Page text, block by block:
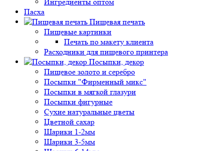
Пасха
Пищевая печать
Пищевые картинки
Печать по макету клиента
Расходники для пищевого принтера
Посыпки, декор
Пищевое золото и серебро
Посыпки "Фирменный микс"
Посыпки в мягкой глазури
Посыпки фигурные
Сухие натуральные цветы
Цветной сахар
Шарики 1-2мм
Шарики 3-5мм